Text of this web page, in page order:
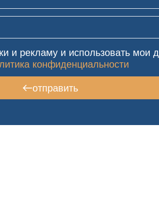
и рекламу и использовать мои
конфиденциальности
отправить